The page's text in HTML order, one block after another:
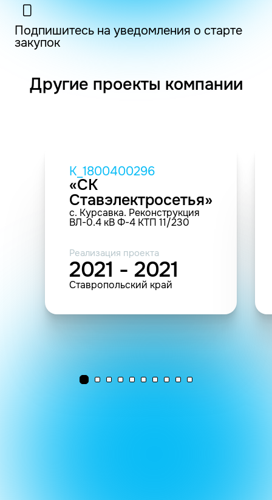
Подпишитесь на уведомления о старте
закупок
Другие проекты компании
K_1800400296
«СК
Ставэлектросетья»
с. Курсавка. Реконструкция
ВЛ-0.4 кВ Ф-4 КТП 11/230
Реализация проекта
2021 - 2021
Ставропольский край